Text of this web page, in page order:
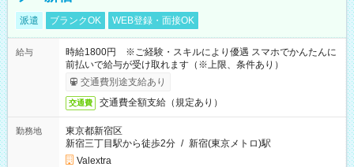
派遣 ブランクOK WEB登録・面接OK
給与
時給1800円 ※ご経験・スキルにより優遇 スマホでかんたんに
前払いで給与が受け取れます（※上限、条件あり）
交通費別途支給あり
交通費 交通費全額支給（規定あり）
勤務地
東京都新宿区
新宿三丁目駅から徒歩2分 / 新宿(東京メトロ)駅
Valextra